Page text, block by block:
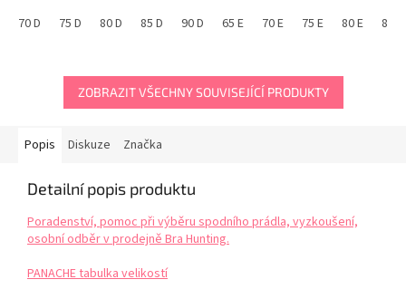
70 D
75 D 80 D 85 D 90 D 65 E 70 E 75 E 80 E 85 E
ZOBRAZIT VŠECHNY SOUVISEJÍCÍ PRODUKTY
Popis Diskuze Značka
Detailní popis produktu
Poradenství, pomoc při výběru spodního prádla, vyzkoušení,
osobní odběr v prodejně Bra Hunting.
PANACHE tabulka velikostí